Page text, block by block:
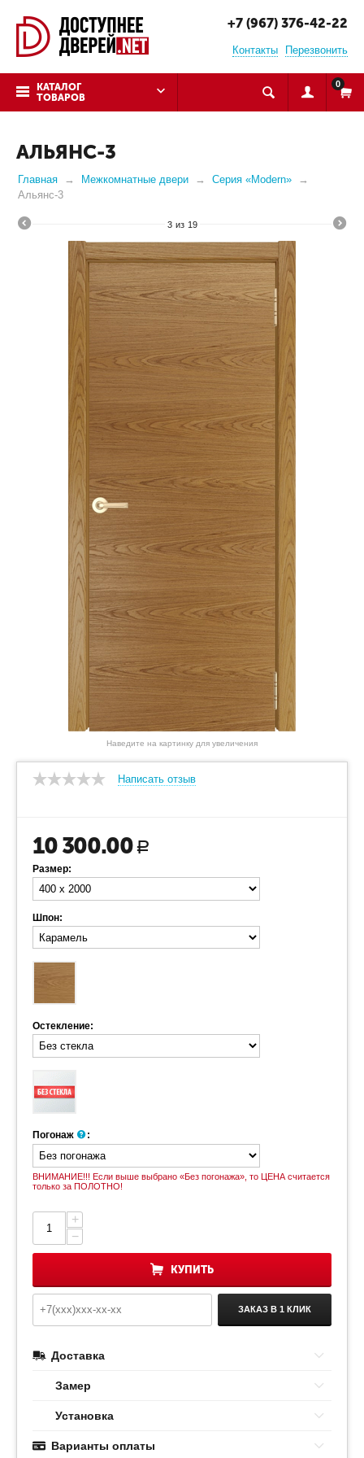
+7 (967) 376-42-22
Контакты Перезвонить
КАТАЛОГ
ТОВАРОВ
0
АЛЬЯНС-3
Главная Межкомнатные двери
Серия «Modern»
Альянс-3
3 из 19
Наведите на картинку для увеличения
Написать отзыв
10 300.00 Р
Размер:
Шпон:
Остекление:
Погонаж :
ВНИМАНИЕ!!! Если выше выбрано «Без погонажа», то ЦЕНА считается
только за ПОЛОТНО!
+
−
КУПИТЬ
ЗАКАЗ В 1 КЛИК
Доставка
Замер
Установка
Варианты оплаты